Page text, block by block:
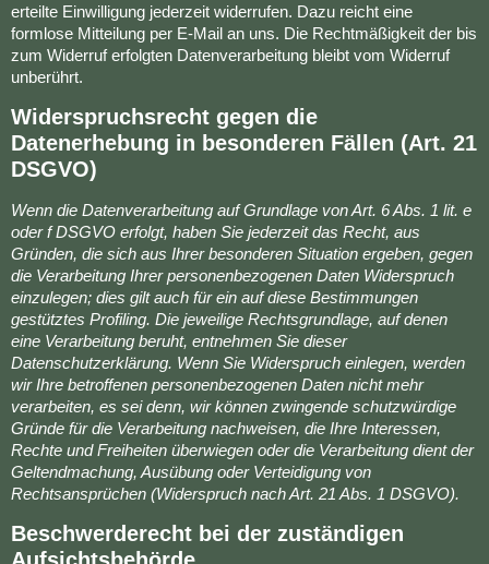
erteilte Einwilligung jederzeit widerrufen. Dazu reicht eine
formlose Mitteilung per E-Mail an uns. Die Rechtmäßigkeit der bis
zum Widerruf erfolgten Datenverarbeitung bleibt vom Widerruf
unberührt.
Widerspruchsrecht gegen die
Datenerhebung in besonderen Fällen (Art. 21
DSGVO)
Wenn die Datenverarbeitung auf Grundlage von Art. 6 Abs. 1 lit. e
oder f DSGVO erfolgt, haben Sie jederzeit das Recht, aus
Gründen, die sich aus Ihrer besonderen Situation ergeben, gegen
die Verarbeitung Ihrer personenbezogenen Daten Widerspruch
einzulegen; dies gilt auch für ein auf diese Bestimmungen
gestütztes Profiling. Die jeweilige Rechtsgrundlage, auf denen
eine Verarbeitung beruht, entnehmen Sie dieser
Datenschutzerklärung. Wenn Sie Widerspruch einlegen, werden
wir Ihre betroffenen personenbezogenen Daten nicht mehr
verarbeiten, es sei denn, wir können zwingende schutzwürdige
Gründe für die Verarbeitung nachweisen, die Ihre Interessen,
Rechte und Freiheiten überwiegen oder die Verarbeitung dient der
Geltendmachung, Ausübung oder Verteidigung von
Rechtsansprüchen (Widerspruch nach Art. 21 Abs. 1 DSGVO).
Beschwerderecht bei der zuständigen